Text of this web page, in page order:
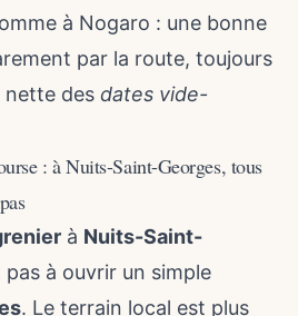
à Nogaro : une bonne
par la route, toujours
nette des dates vide-
: à Nuits-Saint-Georges, tous
à Nuits-Saint-
à ouvrir un simple
. Le terrain local est plus